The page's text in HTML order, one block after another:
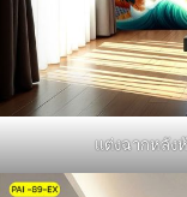
แต่งฉากหลัง